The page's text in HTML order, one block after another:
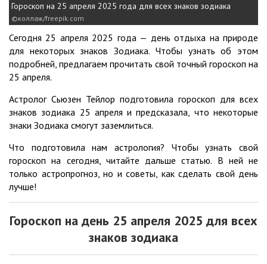
Гороскоп на 25 апреля 2025 года для всех знаков зодиака
коллаж/freepik.com
Сегодня 25 апреля 2025 года — день отдыха на природе
для некоторых знаков Зодиака. Чтобы узнать об этом
подробней, предлагаем прочитать свой точный гороскоп на
25 апреля.
Астролог Сьюзен Тейлор подготовила гороскоп для всех
знаков зодиака 25 апреля и предсказала, что некоторые
знаки Зодиака смогут заземлиться.
Что подготовила нам астрология? Чтобы узнать свой
гороскоп на сегодня, читайте дальше статью. В ней не
только астропрогноз, но и советы, как сделать свой день
лучше!
Гороскоп на день 25 апреля 2025 для всех
знаков зодиака